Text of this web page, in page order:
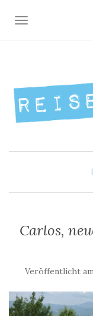
NAVIGATION
Carlos,
Veröffentlicht